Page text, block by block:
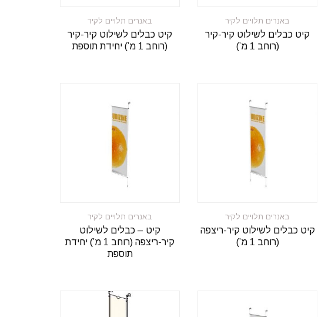
באנרים תלויים לקיר
קיט כבלים לשילוט קיר-קיר
(רוחב 1 מ’)
באנרים תלויים לקיר
קיט כבלים לשילוט קיר-קיר
(רוחב 1 מ’) יחידת תוספת
באנרים תלויים לקיר
קיט כבלים לשילוט קיר-ריצפה
(רוחב 1 מ’)
באנרים תלויים לקיר
קיט – כבלים לשילוט
קיר-ריצפה (רוחב 1 מ’) יחידת
תוספת